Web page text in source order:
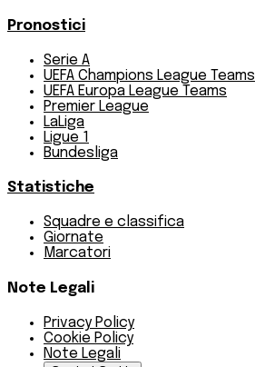
Pronostici
Serie A
UEFA Champions League Teams
UEFA Europa League Teams
Premier League
LaLiga
Ligue 1
Bundesliga
Statistiche
Squadre e classifica
Giornate
Marcatori
Note Legali
Privacy Policy
Cookie Policy
Note Legali